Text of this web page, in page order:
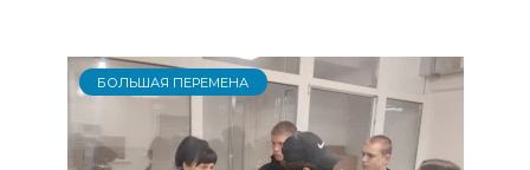
БОЛЬШАЯ ПЕРЕМЕНА